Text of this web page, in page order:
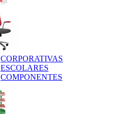
CORPORATIVAS
ESCOLARES
COMPONENTES